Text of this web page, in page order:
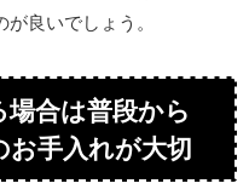
良いでしょう。
合は普段から
手入れが大切